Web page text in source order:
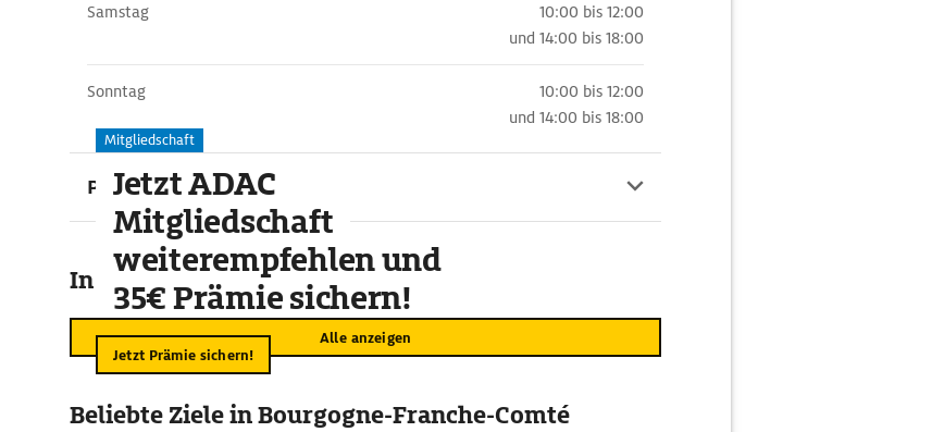
Samstag
10:00 bis 12:00
und 14:00 bis 18:00
Sonntag
10:00 bis 12:00
und 14:00 bis 18:00
Preise
In der Umgebung
Alle anzeigen
Mitgliedschaft
Jetzt ADAC
Mitgliedschaft
weiterempfehlen und
35€ Prämie sichern!
Jetzt Prämie sichern!
Beliebte Ziele in Bourgogne-Franche-Comté